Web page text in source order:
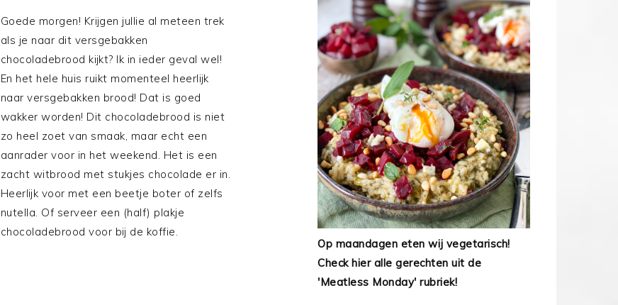
Goede morgen! Krijgen jullie al meteen trek
als je naar dit versgebakken
chocoladebrood kijkt? Ik in ieder geval wel!
En het hele huis ruikt momenteel heerlijk
naar versgebakken brood! Dat is goed
wakker worden! Dit chocoladebrood is niet
zo heel zoet van smaak, maar echt een
aanrader voor in het weekend. Het is een
zacht witbrood met stukjes chocolade er in.
Heerlijk voor met een beetje boter of zelfs
nutella. Of serveer een (half) plakje
chocoladebrood voor bij de koffie.
Op maandagen eten wij vegetarisch!
Check hier alle gerechten uit de
'Meatless Monday' rubriek!